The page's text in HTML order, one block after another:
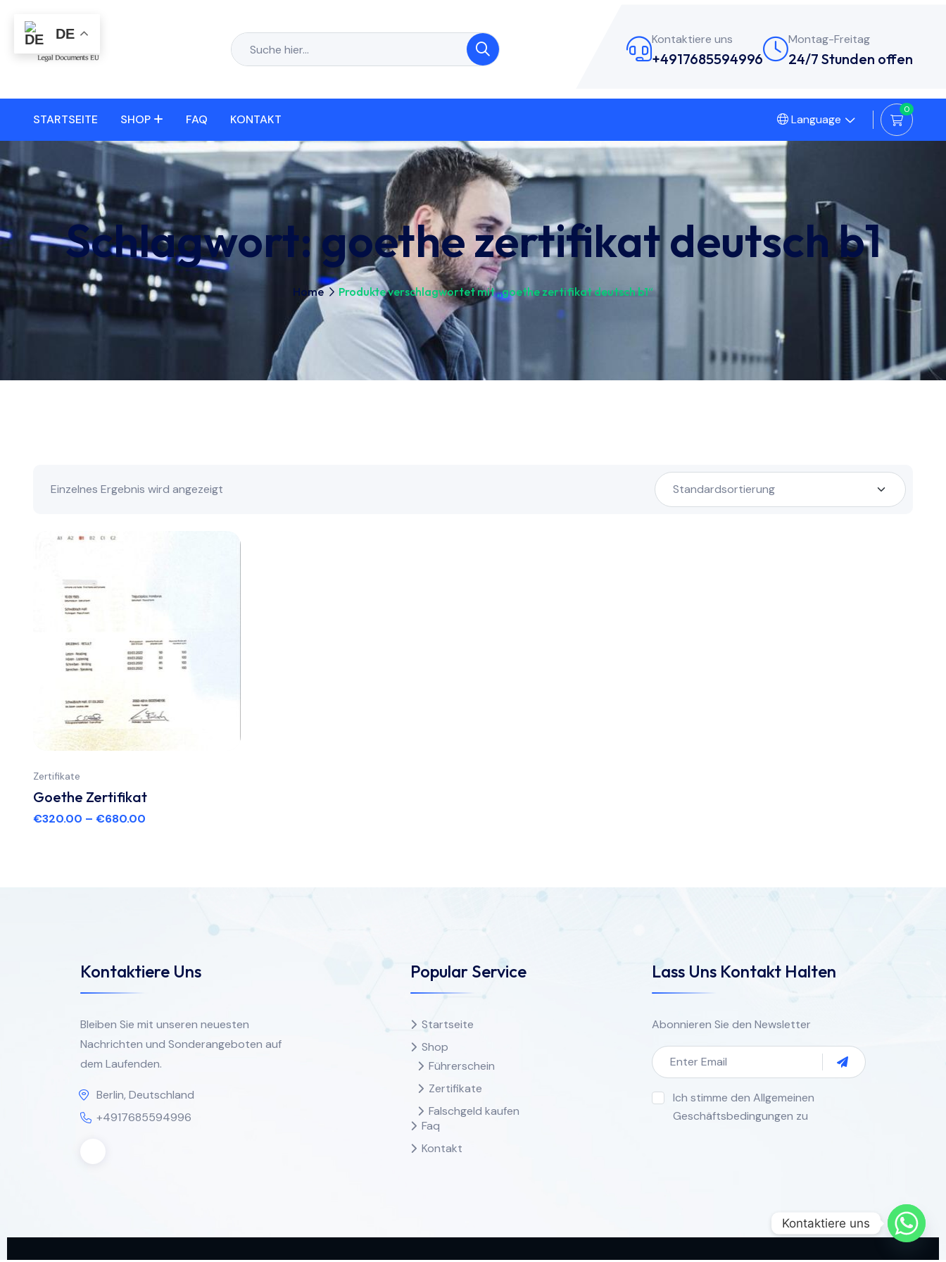
Kontaktiere uns
+4917685594996
Montag-Freitag
24/7 Stunden offen
STARTSEITE SHOP FAQ KONTAKT Language
0
Schlagwort:goethe zertifikat deutsch b1
Home Produkte verschlagwortet mit „goethe zertifikat deutsch b1“
Einzelnes Ergebnis wird angezeigt
Zertifikate
Goethe Zertifikat
€320.00 – €680.00
Kontaktiere Uns
Bleiben Sie mit unseren neuesten
Nachrichten und Sonderangeboten auf
dem Laufenden.
Berlin, Deutschland
+4917685594996
Popular Service
Startseite
Shop
Führerschein
Zertifikate
Falschgeld kaufen
Faq
Kontakt
Lass Uns Kontakt Halten
Abonnieren Sie den Newsletter
Ich stimme den Allgemeinen
Geschäftsbedingungen zu
DE
Kontaktiere uns